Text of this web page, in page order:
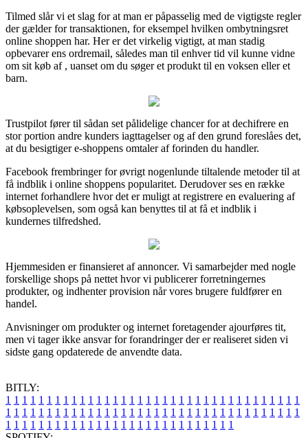
Tilmed slår vi et slag for at man er påpasselig med de vigtigste regler
der gælder for transaktionen, for eksempel hvilken ombytningsret
online shoppen har. Her er det virkelig vigtigt, at man stadig
opbevarer ens ordremail, således man til enhver tid vil kunne vidne
om sit køb af , uanset om du søger et produkt til en voksen eller et
barn.
Trustpilot fører til sådan set pålidelige chancer for at dechifrere en
stor portion andre kunders iagttagelser og af den grund foreslåes det,
at du besigtiger e-shoppens omtaler af forinden du handler.
Facebook frembringer for øvrigt nogenlunde tiltalende metoder til at
få indblik i online shoppens popularitet. Derudover ses en række
internet forhandlere hvor det er muligt at registrere en evaluering af
købsoplevelsen, som også kan benyttes til at få et indblik i
kundernes tilfredshed.
Hjemmesiden er finansieret af annoncer. Vi samarbejder med nogle
forskellige shops på nettet hvor vi publicerer forretningernes
produkter, og indhenter provision når vores brugere fuldfører en
handel.
Anvisninger om produkter og internet foretagender ajourføres tit,
men vi tager ikke ansvar for forandringer der er realiseret siden vi
sidste gang opdaterede de anvendte data.
BITLY:
1 1 1 1 1 1 1 1 1 1 1 1 1 1 1 1 1 1 1 1 1 1 1 1 1 1 1 1 1 1 1 1 1 1 1 1
1 1 1 1 1 1 1 1 1 1 1 1 1 1 1 1 1 1 1 1 1 1 1 1 1 1 1 1 1 1 1 1 1 1 1 1
1 1 1 1 1 1 1 1 1 1 1 1 1 1 1 1 1 1 1 1 1 1 1 1 1 1 1 1